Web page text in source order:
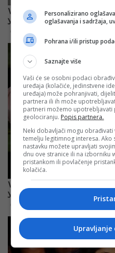
Personalizirano
oglašavanja i sadržaja,
Pohrana i/ili pristup
Saznajte više
Vaši će se osobni podaci
uređaja (kolačiće, jedinstvene
uređaja) može pohranjivati,
partnera ili ih može
partneri možemo upotrebljavati
geolociranju. Popis partnera.
Neki dobavljači mogu
temelju legitimnog interesa. Ako
nastavku možete upravljati
dnu ove stranice ili na izborniku
pristankom ili povlačenje
kolačića.
Upravljanje